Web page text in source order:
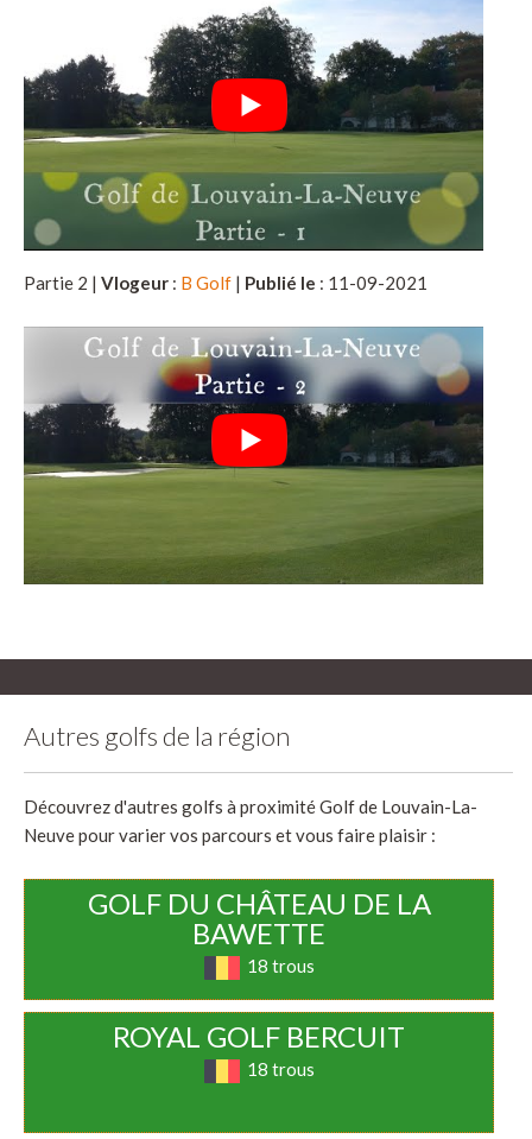
Partie 2 | Vlogeur : B Golf | Publié le : 11-09-2021
Autres golfs de la région
Découvrez d'autres golfs à proximité Golf de Louvain-La-
Neuve pour varier vos parcours et vous faire plaisir :
GOLF DU CHÂTEAU DE LA
BAWETTE
18 trous
ROYAL GOLF BERCUIT
18 trous